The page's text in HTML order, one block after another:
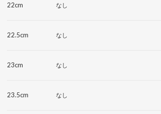
22cm なし
22.5cm なし
23cm なし
23.5cm なし